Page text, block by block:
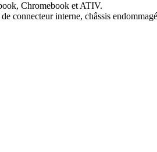
Chromebook et ATIV.
connecteur interne, châssis